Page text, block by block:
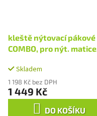
kleště nýtovací pákové
COMBO, pro nýt. matice
6,4mm
Skladem
1 198 Kč bez DPH
1 449 Kč
DO KOŠÍKU